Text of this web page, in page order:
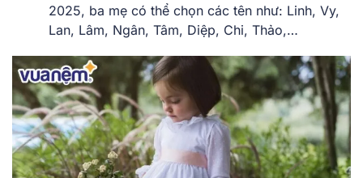
2025, ba mẹ có thể chọn các tên như: Linh, Vy,
Lan, Lâm, Ngân, Tâm, Diệp, Chi, Thảo,…